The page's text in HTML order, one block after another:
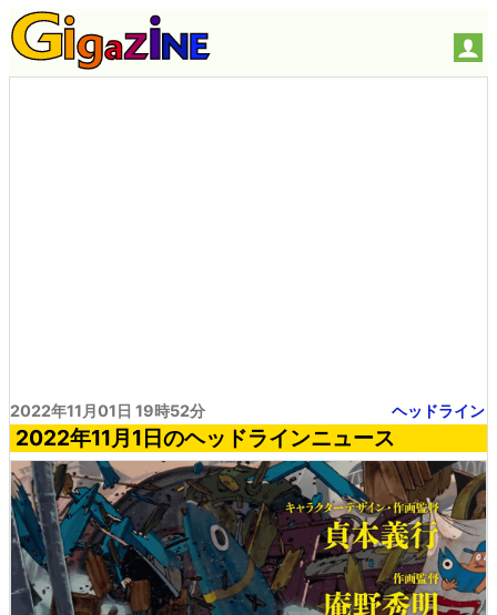
2022年11月01日 19時52分 ヘッドライン
2022年11月1日のヘッドラインニュース